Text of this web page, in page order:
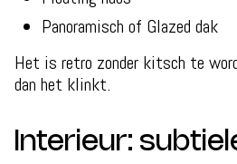
Panoramisch of Glazed dak
Het is retro zonder kitsch te
dan het klinkt.
Interieur: